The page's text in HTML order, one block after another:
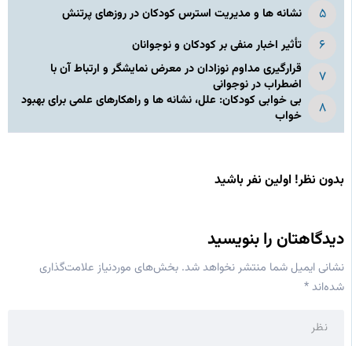
نشانه‌ ها و مدیریت استرس کودکان در روزهای پرتنش
تأثیر اخبار منفی بر کودکان و نوجوانان
قرارگیری مداوم نوزادان در معرض نمایشگر و ارتباط آن با
اضطراب در نوجوانی
بی‌ خوابی کودکان: علل، نشانه‌ ها و راهکارهای علمی برای بهبود
خواب
بدون نظر! اولین نفر باشید
دیدگاهتان را بنویسید
نشانی ایمیل شما منتشر نخواهد شد. بخش‌های موردنیاز علامت‌گذاری
شده‌اند*